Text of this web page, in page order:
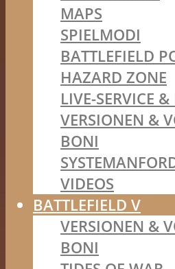
MAPS
SPIELMODI
BATTLEFIELD
HAZARD ZONE
LIVE-SERVICE
VERSIONEN &
BONI
VIDEOS
BATTLEFIELD V
VERSIONEN &
BONI